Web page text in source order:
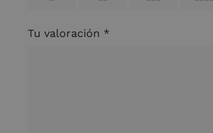
Tu valoración *